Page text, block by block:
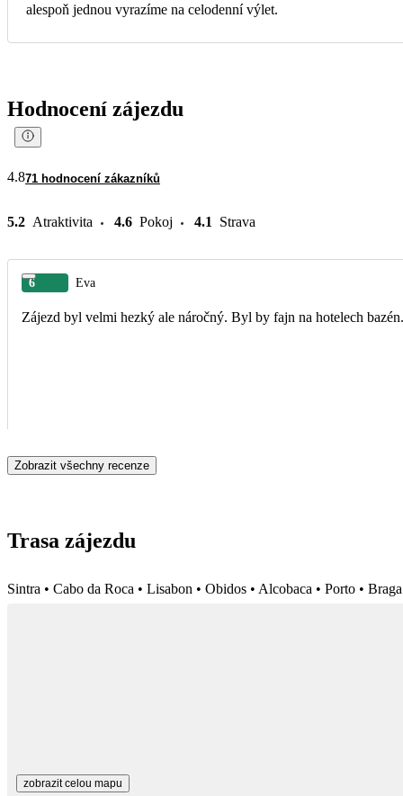
alespoň jednou vyrazíme na celodenní výlet.
Hodnocení zájezdu
4.871 hodnocení zákazníků
5.2 Atraktivita 4.6 Pokoj 4.1 Strava
6 Eva
Zájezd byl velmi hezký ale náročný. Byl by fajn na hotelech bazén.
Zobrazit všechny recenze
Trasa zájezdu
Sintra • Cabo da Roca • Lisabon • Obidos • Alcobaca • Porto •
zobrazit celou mapu